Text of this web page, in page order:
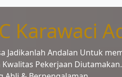
Karawaci
Jadikanlah Andalan Untuk
Kwalitas Pekerjaan Diutamakan.